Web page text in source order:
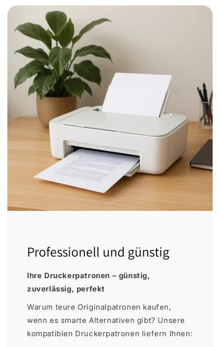
Professionell und günstig
Ihre Druckerpatronen – günstig,
zuverlässig, perfekt
Warum teure Originalpatronen kaufen,
wenn es smarte Alternativen gibt? Unsere
kompatiblen Druckerpatronen liefern Ihnen: